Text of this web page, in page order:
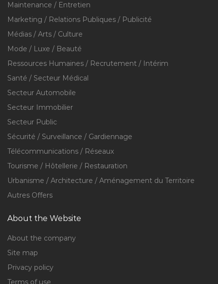
Maintenance / Entretien
Marketing / Relations Publiques / Publicité
Médias / Arts / Culture
Mode / Luxe / Beauté
Ressources Humaines / Recrutement / Intérim
Santé / Secteur Médical
Secteur Automobile
Secteur Immobilier
Secteur Public
Sécurité / Surveillance / Gardiennage
Télécommunications / Réseaux
Tourisme / Hôtellerie / Restauration
Urbanisme / Architecture / Aménagement du Territoire
Autres Offers
About the Website
About the company
Site map
Privacy policy
Terms of use